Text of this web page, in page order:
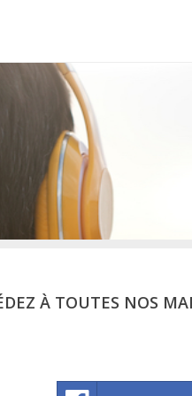
À TOUTES NOS